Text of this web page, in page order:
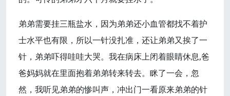
弟弟需要挂三瓶盐水，因为弟弟还小血管都找不着护
士水平也有限，所以一针没扎准，还让弟弟又挨了一
针，弟弟吓得哇哇大哭。我在病床上闭着眼睛休息,爸
爸妈妈就在里面抱着弟弟转来转去。眯了一会，忽
然，我听见弟弟的惨叫声，冲出门一看原来弟弟的针